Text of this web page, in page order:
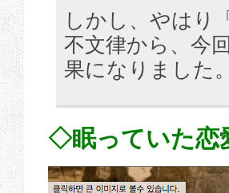
しかし、やはり
不文律から、今
果になりました。
◇眠っていた恋